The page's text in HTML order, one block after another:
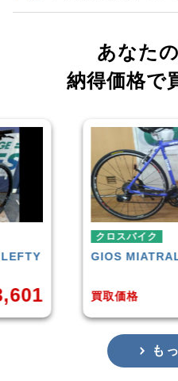
あなた
納得価格で
クロスバイク
GIOSMIATRAL
買取価格
も